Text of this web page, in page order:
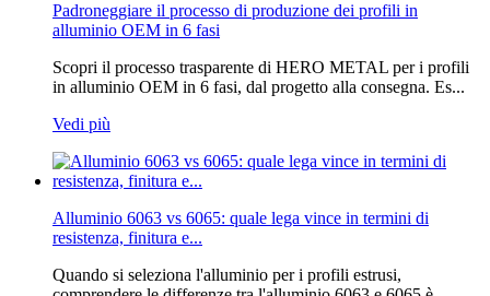
Padroneggiare il processo di produzione dei profili in
alluminio OEM in 6 fasi
Scopri il processo trasparente di HERO METAL per i profili
in alluminio OEM in 6 fasi, dal progetto alla consegna. Es...
Vedi più
Alluminio 6063 vs 6065: quale lega vince in termini di
resistenza, finitura e...
Quando si seleziona l'alluminio per i profili estrusi,